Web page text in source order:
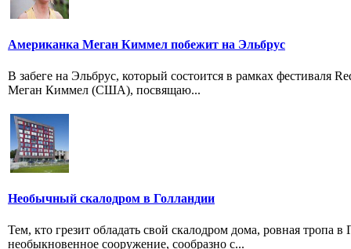
Американка Меган Киммел побежит на Эльбрус
В забеге на Эльбрус, который состоится в рамках фестиваля
Меган Киммел (США), посвящаю...
Необычный скалодром в Голландии
Тем, кто грезит обладать свой скалодром дома, ровная тропа
необыкновенное сооружение, сообразно с...